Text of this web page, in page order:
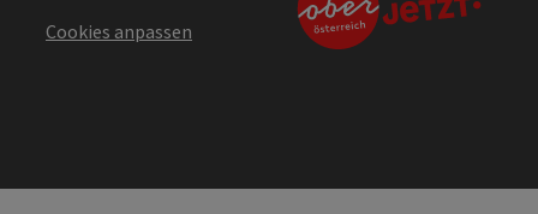
Cookies anpassen